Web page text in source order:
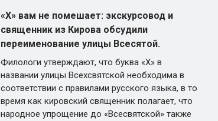
«Х» вам не помешает: экскурсовод и
священник из Кирова обсудили
переименование улицы Всесятой.
Филологи утверждают, что буква «Х» в
названии улицы Всехсвятской необходима в
соответствии с правилами русского языка, в то
время как кировский священник полагает, что
народное упрощение до «Всесвятской» также